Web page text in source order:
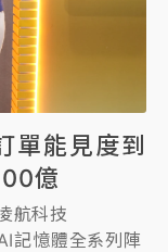
單能見度到
億
航科技
記憶體全系列陣